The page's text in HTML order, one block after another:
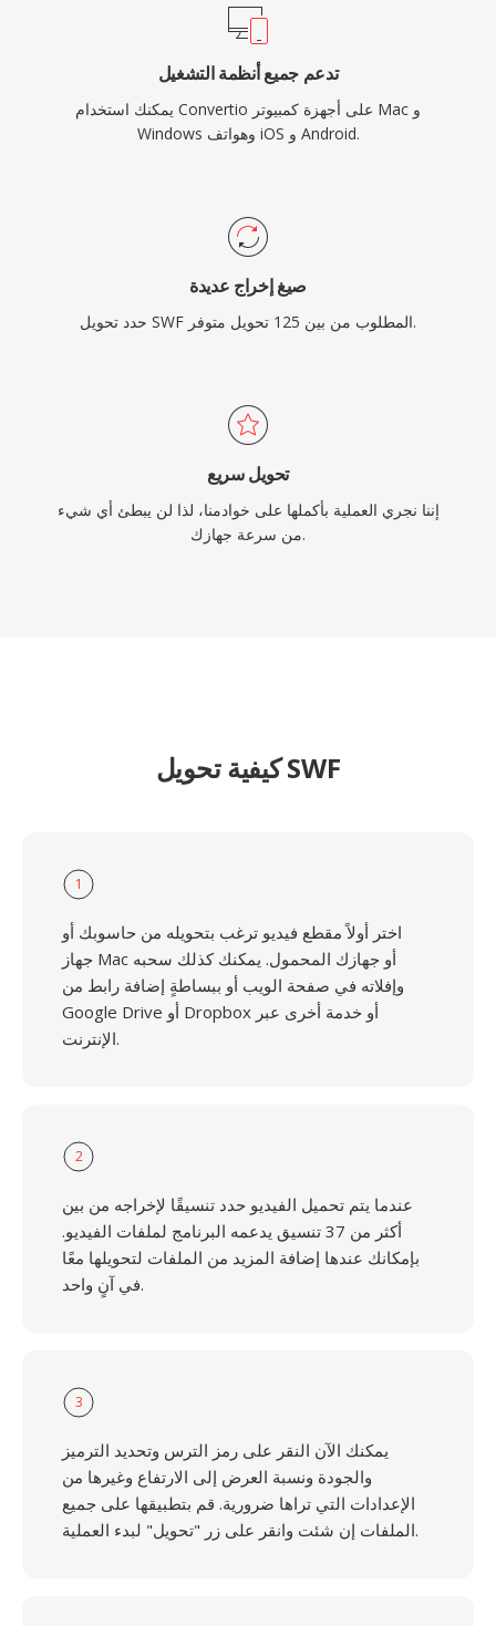
تدعم جميع أنظمة التشغيل
يمكنك استخدام Convertio على أجهزة كمبيوتر Mac و
Windows وهواتف iOS و Android.
صيغ إخراج عديدة
حدد تحويل SWF المطلوب من بين 125 تحويل متوفر.
تحويل سريع
إننا نجري العملية بأكملها على خوادمنا، لذا لن يبطئ أي شيء
من سرعة جهازك.
كيفية تحويل SWF
1
اختر أولاً مقطع فيديو ترغب بتحويله من حاسوبك أو
جهاز Mac أو جهازك المحمول. يمكنك كذلك سحبه
وإفلاته في صفحة الويب أو ببساطةٍ إضافة رابط من
Google Drive أو Dropbox أو خدمة أخرى عبر
الإنترنت.
2
عندما يتم تحميل الفيديو حدد تنسيقًا لإخراجه من بين
أكثر من 37 تنسيق يدعمه البرنامج لملفات الفيديو.
بإمكانك عندها إضافة المزيد من الملفات لتحويلها معًا
في آنٍ واحد.
3
يمكنك الآن النقر على رمز الترس وتحديد الترميز
والجودة ونسبة العرض إلى الارتفاع وغيرها من
الإعدادات التي تراها ضرورية. قم بتطبيقها على جميع
الملفات إن شئت وانقر على زر "تحويل" لبدء العملية.